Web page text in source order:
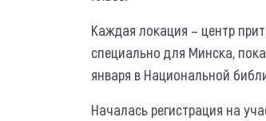
Каждая локация – центр
специально для Минска,
января в Национальной
Началась регистрация на